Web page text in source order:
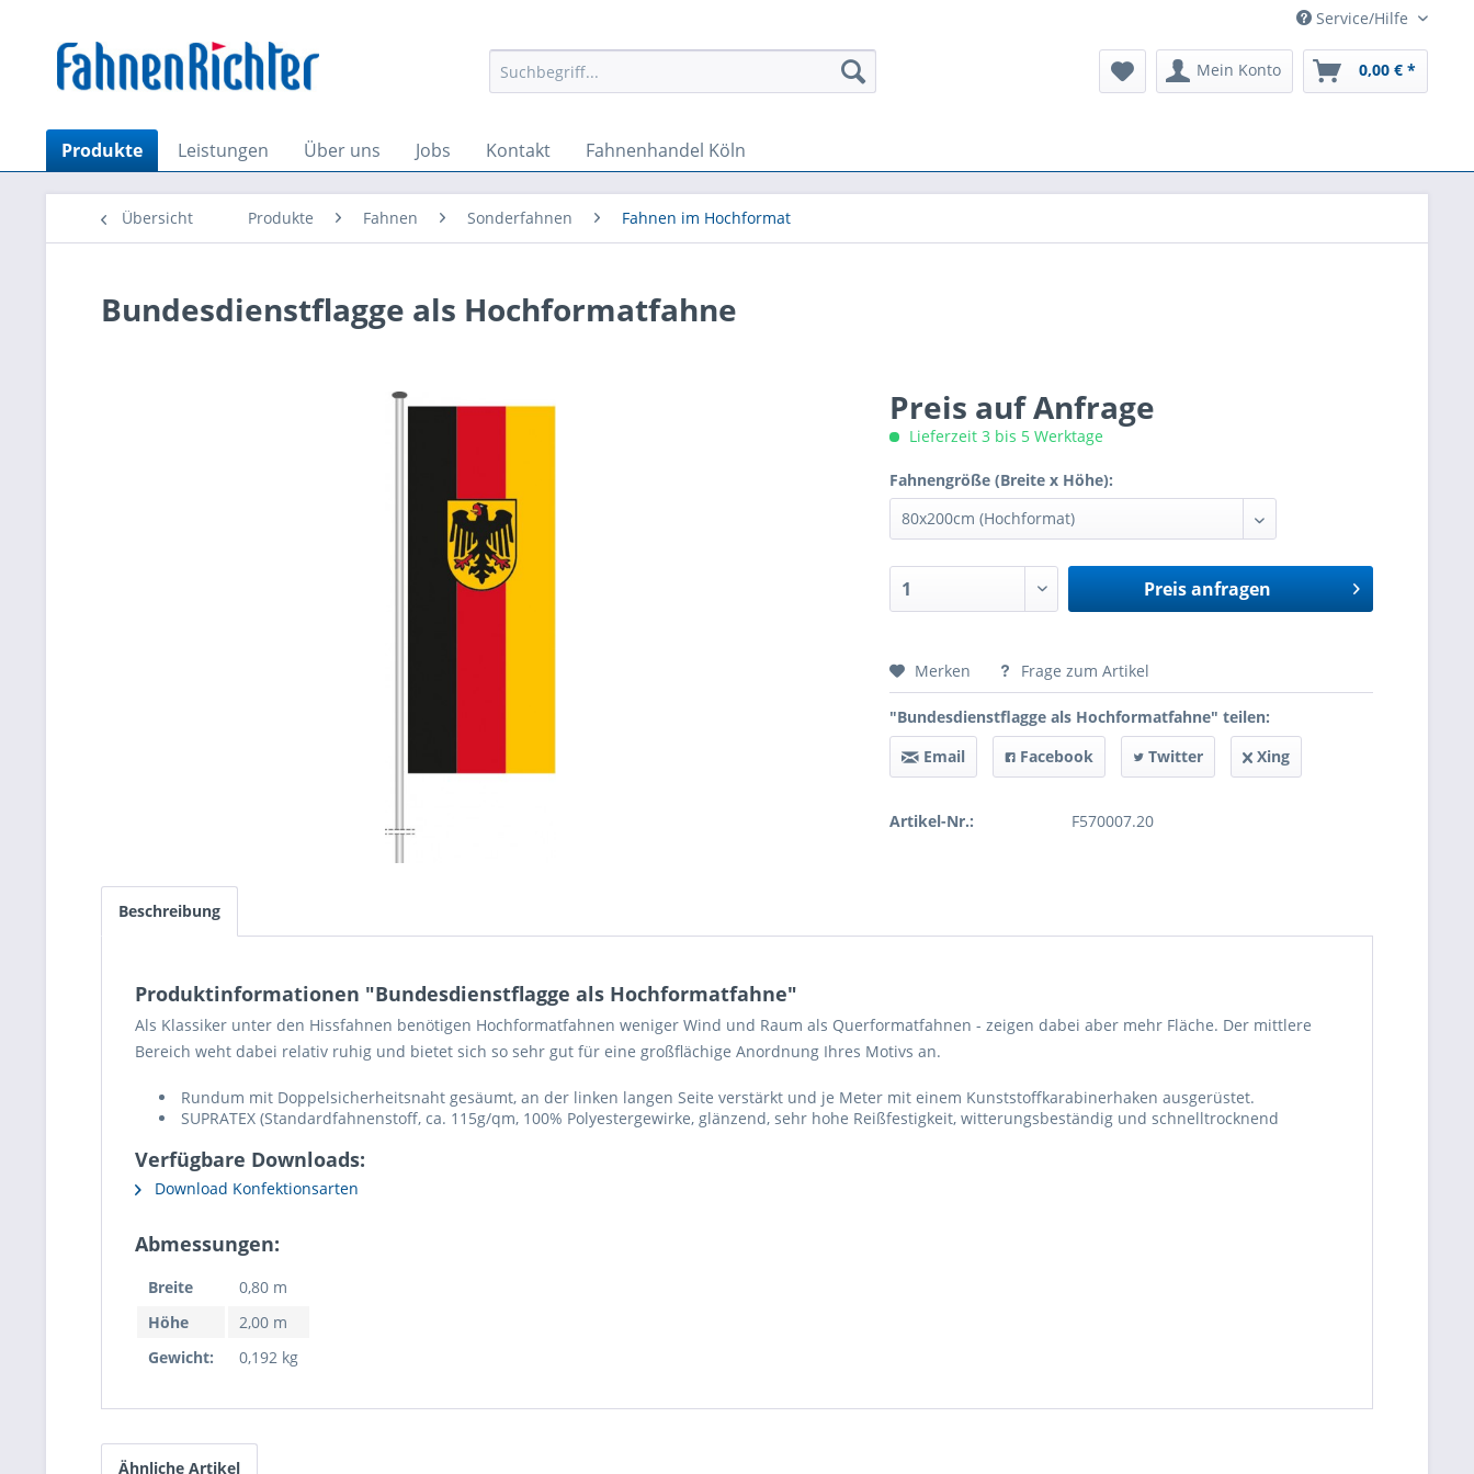
Service/Hilfe
Mein Konto 0,00 € *
Produkte Leistungen Über uns Jobs Kontakt Fahnenhandel Köln
Übersicht Produkte Fahnen Sonderfahnen Fahnen im Hochformat
Bundesdienstflagge als Hochformatfahne
Preis auf Anfrage
Lieferzeit 3 bis 5 Werktage
Fahnengröße (Breite x Höhe):
Preis anfragen
Preis anfragen
Merken Frage zum Artikel
"Bundesdienstflagge als Hochformatfahne" teilen:
Email
Facebook Twitter Xing
Artikel-Nr.: F570007.20
Beschreibung
Produktinformationen "Bundesdienstflagge als Hochformatfahne"
Als Klassiker unter den Hissfahnen benötigen Hochformatfahnen weniger Wind und Raum als Querformatfahnen - zeigen dabei aber mehr Fläche. Der mittlere
Bereich weht dabei relativ ruhig und bietet sich so sehr gut für eine großflächige Anordnung Ihres Motivs an.
Rundum mit Doppelsicherheitsnaht gesäumt, an der linken langen Seite verstärkt und je Meter mit einem Kunststoffkarabinerhaken ausgerüstet.
SUPRATEX (Standardfahnenstoff, ca. 115g/qm, 100% Polyestergewirke, glänzend, sehr hohe Reißfestigkeit, witterungsbeständig und schnelltrocknend
Verfügbare Downloads:
Download Konfektionsarten
Abmessungen:
Breite
0,80 m
Höhe
2,00 m
Gewicht:
0,192 kg
Ähnliche Artikel